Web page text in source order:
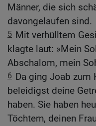
Männer, die sich
davongelaufen sind.
5 Mit verhülltem
klagte laut: »Mein
Abschalom, mein
6 Da ging Joab zum
beleidigst deine
haben. Sie haben
Töchtern, deinen